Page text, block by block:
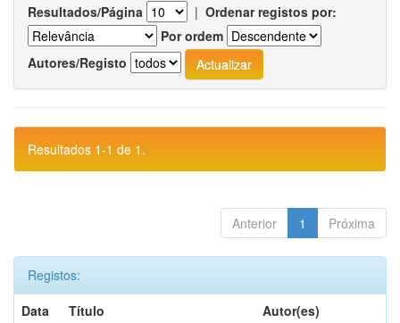
Resultados/Página | Ordenar registos por:
Por ordem
Autores/Registo
Resultados 1-1 de 1.
Anterior 1 Próxima
Registos:
Data
Título
Autor(es)